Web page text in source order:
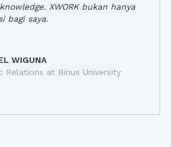
XWORK bukan hanya
bagi saya.
WIGUNA
Relations at Binus University